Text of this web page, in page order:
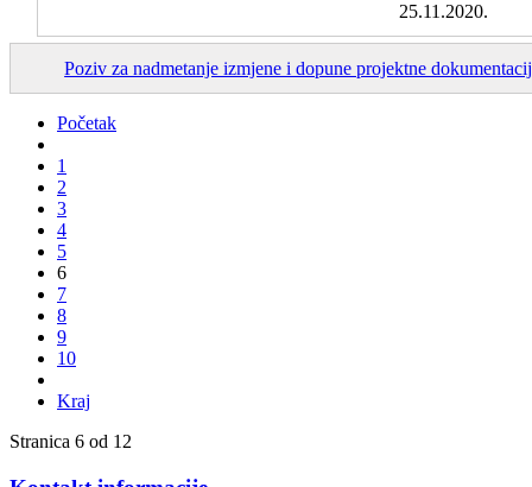
25.11.2020.
Poziv za nadmetanje izmjene i dopune projektne
Početak
1
2
3
4
5
6
7
8
9
10
Kraj
Stranica 6 od 12